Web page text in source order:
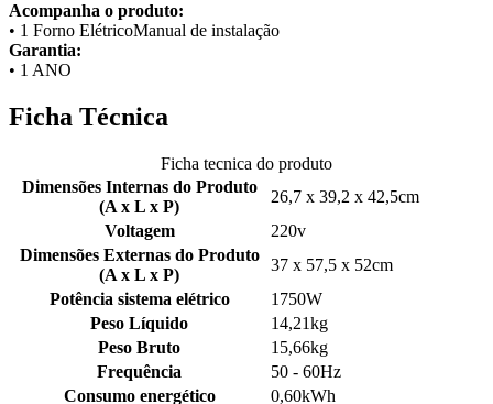
Acompanha o produto:
• 1 Forno ElétricoManual de instalação
Garantia:
• 1 ANO
Ficha Técnica
Ficha tecnica do produto
Dimensões Internas do Produto
(A x L x P)
26,7 x 39,2 x 42,5cm
Voltagem
220v
Dimensões Externas do Produto
(A x L x P)
37 x 57,5 x 52cm
Potência sistema elétrico
1750W
Peso Líquido
14,21kg
Peso Bruto
15,66kg
Frequência
50 - 60Hz
Consumo energético
0,60kWh